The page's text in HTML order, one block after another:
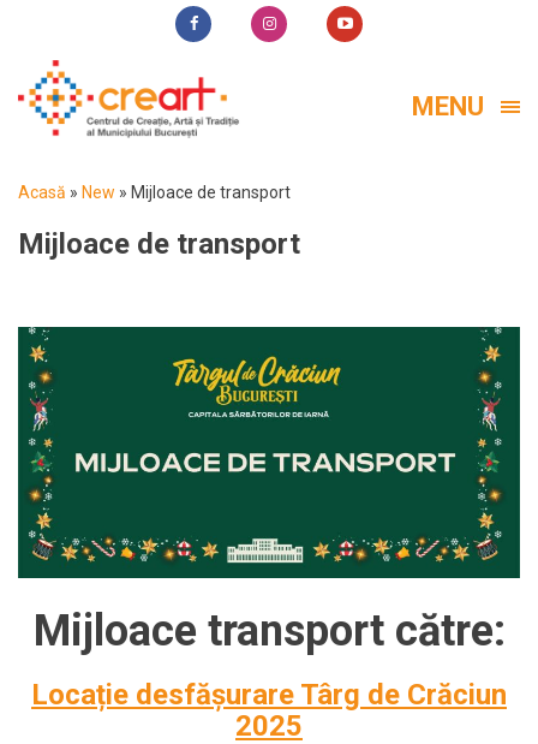
MENU
Acasă » New » Mijloace de transport
Mijloace de transport
Mijloace transport către:
Locație desfășurare Târg de Crăciun
2025